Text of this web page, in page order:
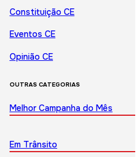
Constituição CE
Eventos CE
Opinião CE
OUTRAS CATEGORIAS
Melhor Campanha do Mês
Em Trânsito